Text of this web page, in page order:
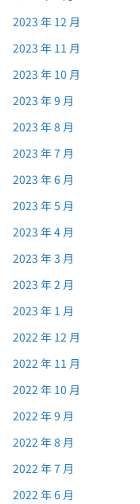
2023 年 12 月
2023 年 11 月
2023 年 10 月
2023 年 9 月
2023 年 8 月
2023 年 7 月
2023 年 6 月
2023 年 5 月
2023 年 4 月
2023 年 3 月
2023 年 2 月
2023 年 1 月
2022 年 12 月
2022 年 11 月
2022 年 10 月
2022 年 9 月
2022 年 8 月
2022 年 7 月
2022 年 6 月